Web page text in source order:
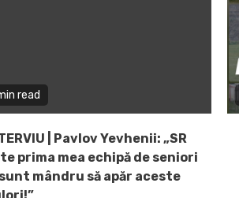
read
| Pavlov Yevhenii: „SR
prima mea echipă de seniori
mândru să apăr aceste